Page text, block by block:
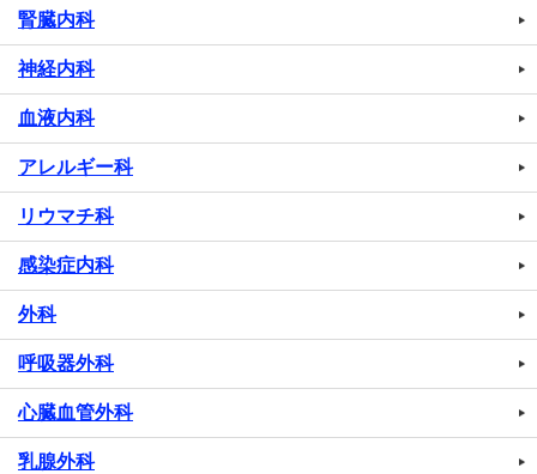
腎臓内科
神経内科
血液内科
アレルギー科
リウマチ科
感染症内科
外科
呼吸器外科
心臓血管外科
乳腺外科